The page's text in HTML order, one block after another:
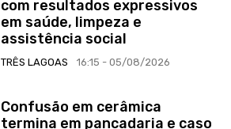
com resultados expressivos
em saúde, limpeza e
assistência social
TRÊS LAGOAS 16:15 - 05/08/2026
Confusão em cerâmica
termina em pancadaria e caso